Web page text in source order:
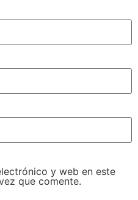
y web en este
que comente.